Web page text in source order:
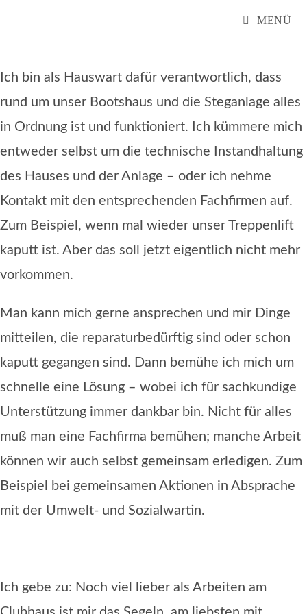
MENÜ
Ich bin als Hauswart dafür verantwortlich, dass
rund um unser Bootshaus und die Steganlage alles
in Ordnung ist und funktioniert. Ich kümmere mich
entweder selbst um die technische Instandhaltung
des Hauses und der Anlage – oder ich nehme
Kontakt mit den entsprechenden Fachfirmen auf.
Zum Beispiel, wenn mal wieder unser Treppenlift
kaputt ist. Aber das soll jetzt eigentlich nicht mehr
vorkommen.
Man kann mich gerne ansprechen und mir Dinge
mitteilen, die reparaturbedürftig sind oder schon
kaputt gegangen sind. Dann bemühe ich mich um
schnelle eine Lösung – wobei ich für sachkundige
Unterstützung immer dankbar bin. Nicht für alles
muß man eine Fachfirma bemühen; manche Arbeit
können wir auch selbst gemeinsam erledigen. Zum
Beispiel bei gemeinsamen Aktionen in Absprache
mit der Umwelt- und Sozialwartin.
Ich gebe zu: Noch viel lieber als Arbeiten am